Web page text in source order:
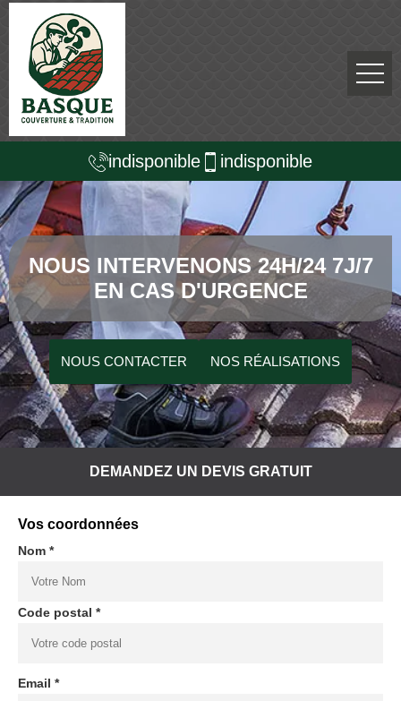
indisponible indisponible
NOUS INTERVENONS 24H/24 7J/7
EN CAS D'URGENCE
NOUS CONTACTER NOS RÉALISATIONS
DEMANDEZ UN DEVIS GRATUIT
Vos coordonnées
Nom *
Code postal *
Email *